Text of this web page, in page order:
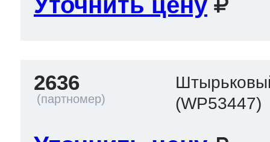
2636
(WP53447)